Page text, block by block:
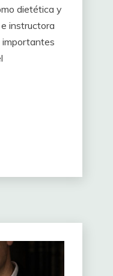
dietética y
instructora
importantes